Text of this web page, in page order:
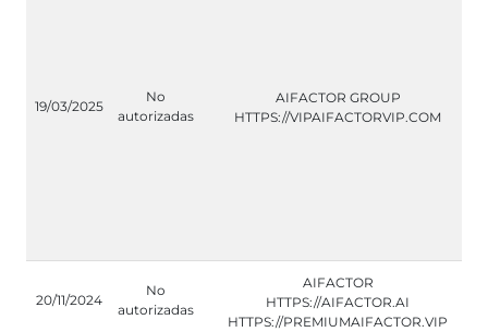
19/03/2025
No
autorizadas
AIFACTOR GROUP
HTTPS://VIPAIFACTORVIP.COM
20/11/2024
No
autorizadas
AIFACTOR
HTTPS://AIFACTOR.AI
HTTPS://PREMIUMAIFACTOR.VIP